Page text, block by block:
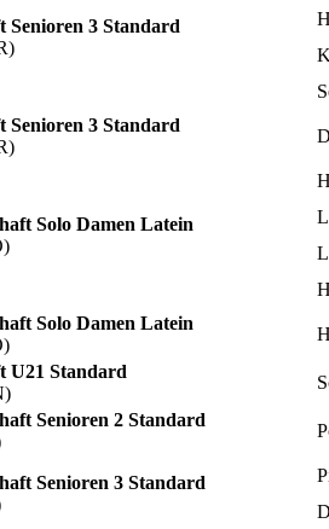
Senioren 3 Standard
Senioren 3 Standard
Solo Damen Latein
Solo Damen Latein
U21 Standard
Senioren 2 Standard
Senioren 3 Standard